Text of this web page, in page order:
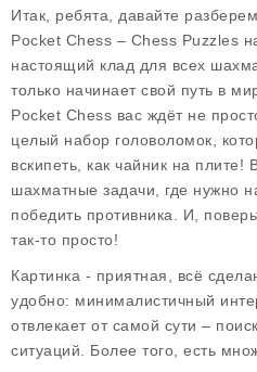
Итак, ребята, давайте
Pocket Chess – Chess Puzzles
настоящий клад для всех
только начинает свой путь в
Pocket Chess вас ждёт не
целый набор головоломок,
вскипеть, как чайник на
шахматные задачи, где нужно
победить противника. И,
так-то просто!
Картинка - приятная, всё
удобно: минималистичный
отвлекает от самой сути –
ситуаций. Более того, есть